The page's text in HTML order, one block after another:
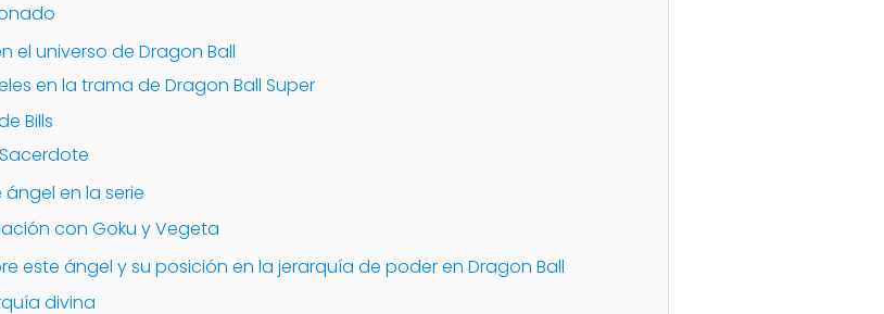
el universo de Dragon Ball
en la trama de Dragon Ball Super
Bills
en la serie
con Goku y Vegeta
este ángel y su posición en la jerarquía de poder en Dragon Ball
divina